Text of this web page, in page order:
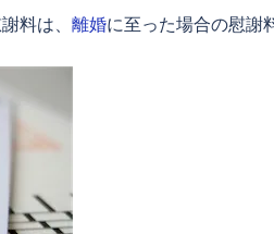
料は、 離婚に至った場合の慰謝